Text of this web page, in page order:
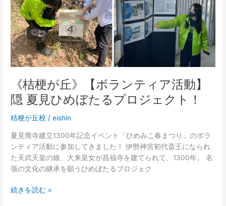
《桔梗が丘》【ボランティア活動】
隠 夏見ひめぼたるプロジェクト！
桔梗が丘校 /eishin
夏見廃寺建立1300年記念イベント「ひめみこ春まつり」のボラ
ンティア活動に参加してきました！ 伊勢神宮初代斎王になられ
た天武天皇の娘、大来皇女が昌福寺を建てられて、1300年。 名
張の文化の継承を願うひめぼたるプロジェク
夏
見
ひ
め
ぼ
た
ロ
ェ
ク
ト！
続きを読む »